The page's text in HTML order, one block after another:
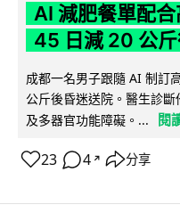
AI 減肥餐單配
45 日減 20 公
成都一名男子跟隨 AI 制訂
公斤後昏迷送院。醫生診
及多器官功能障礙。...
閱
23 4 ↗ 分享